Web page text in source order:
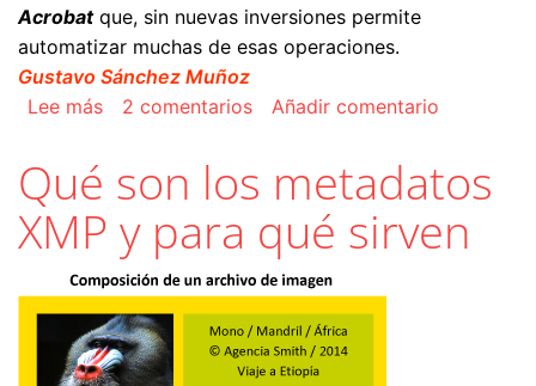
Acrobatque, sin nuevas inversiones permite
automatizar muchas de esas operaciones.
Gustavo Sánchez Muñoz
Lee mássobre Crear un ejecutable (droplet) de
2 comentarios Añadir comentario
Qué son los metadatos
XMP y para qué sirven